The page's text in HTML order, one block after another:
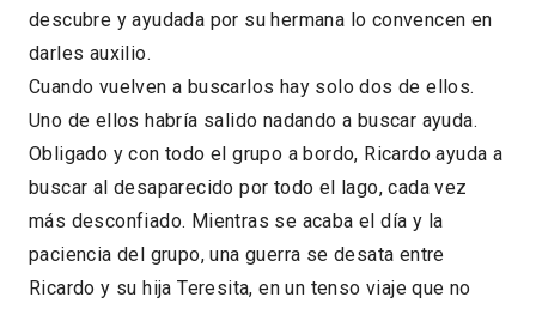
descubre y ayudada por su hermana lo convencen en
darles auxilio.
Cuando vuelven a buscarlos hay solo dos de ellos.
Uno de ellos habría salido nadando a buscar ayuda.
Obligado y con todo el grupo a bordo, Ricardo ayuda a
buscar al desaparecido por todo el lago, cada vez
más desconfiado. Mientras se acaba el día y la
paciencia del grupo, una guerra se desata entre
Ricardo y su hija Teresita, en un tenso viaje que no